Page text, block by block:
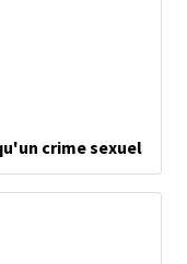
crime sexuel